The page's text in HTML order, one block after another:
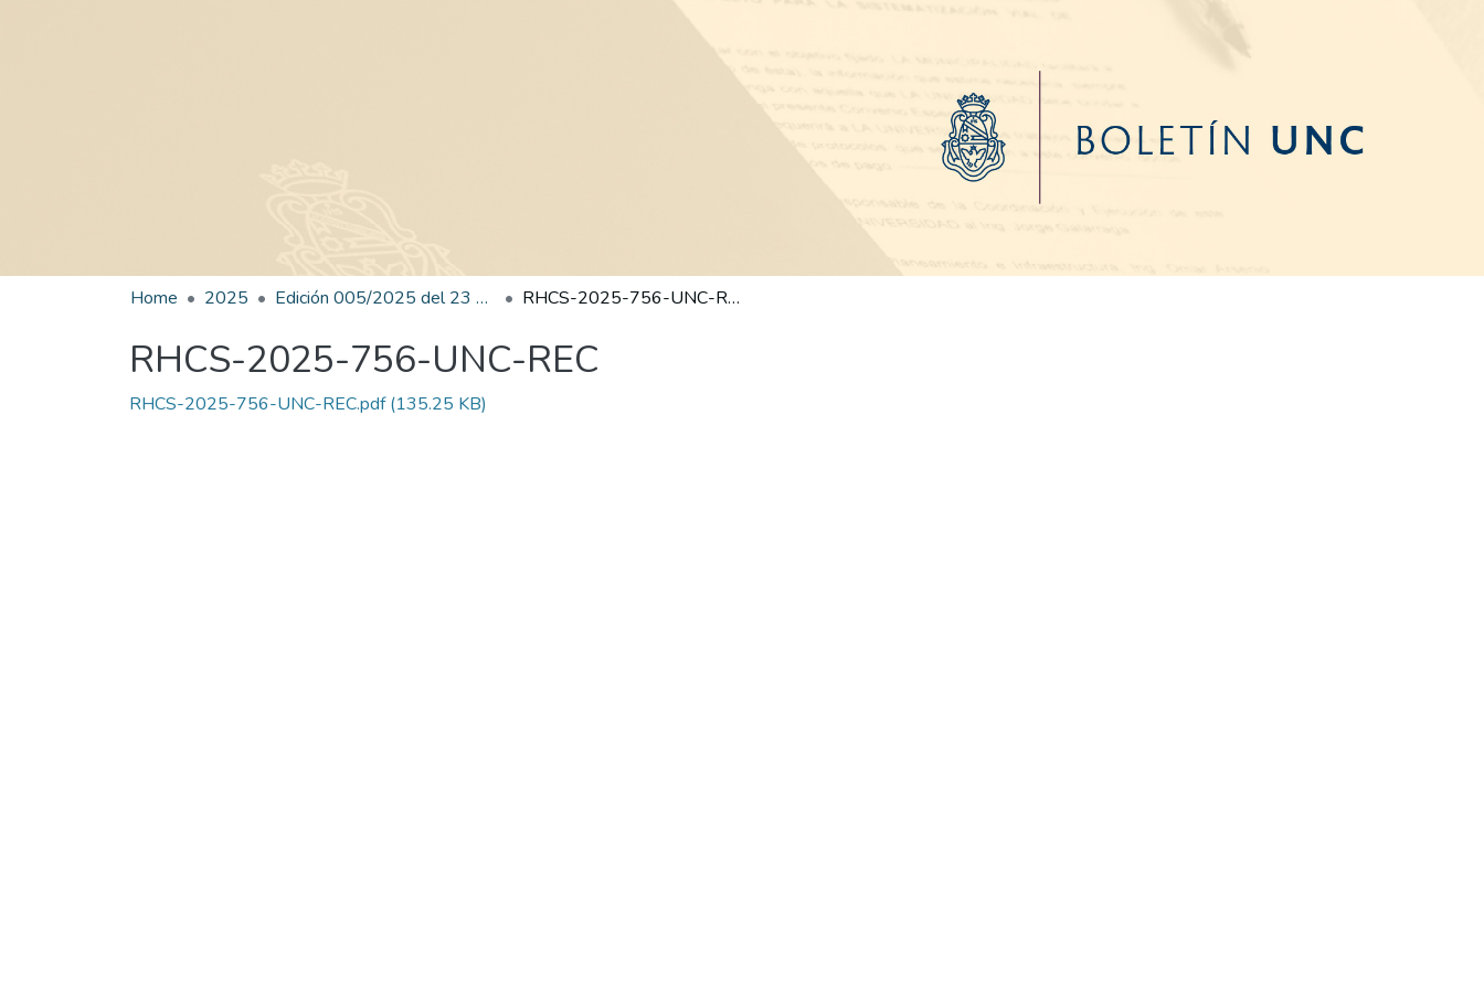
Home 2025 Edición 005/2025 del 23 de junio de 2025 RHCS-2025-756-UNC-REC
RHCS-2025-756-UNC-REC
RHCS-2025-756-UNC-REC.pdf(135.25 KB)